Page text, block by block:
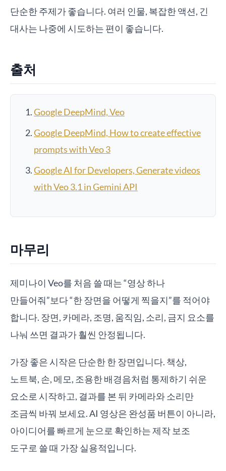
단순한 주제가 좋습니다. 여러 인물, 복잡한 액션, 긴
대사는 나중에 시도하는 편이 좋습니다.
출처
Google DeepMind, Veo
Google DeepMind, How to create effective
prompts with Veo 3
Google AI for Developers, Generate videos
with Veo 3.1 in Gemini API
마무리
제미나이 Veo를 처음 쓸 때는 “영상 하나
만들어줘”보다 “한 장면을 어떻게 찍을지”를 적어야
합니다. 장면, 카메라, 조명, 움직임, 소리, 금지 요소를
나눠 쓰면 결과가 훨씬 안정됩니다.
가장 좋은 시작은 단순한 한 장면입니다. 책상,
노트북, 손, 메모, 조용한 배경음처럼 통제하기 쉬운
요소로 시작하고, 결과를 본 뒤 카메라와 소리만
조금씩 바꿔 보세요. AI 영상은 완성품 버튼이 아니라,
아이디어를 빠르게 눈으로 확인하는 제작 보조
도구로 쓸 때 가장 실용적입니다.